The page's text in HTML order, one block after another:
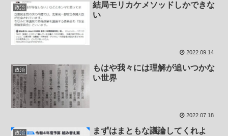
政治
結局モリカケメソッドしかできな
い
2022.09.14
政治
もはや我々には理解が追いつかな
い世界
2022.07.18
政治 まずはまともな議論してくれよ